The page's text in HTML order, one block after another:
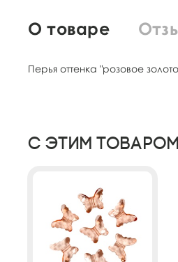
О товаре
Перья оттенка "розовое
С этим